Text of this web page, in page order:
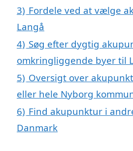
3) Fordele ved at vælge
Langå
4) Søg efter dygtig
omkringliggende byer til
5) Oversigt over
eller hele Nyborg
6) Find akupunktur i
Danmark